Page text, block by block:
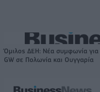
Όμιλος ΔΕΗ: Νέα συμφωνία
GW σε Πολωνία και Ουγγαρία